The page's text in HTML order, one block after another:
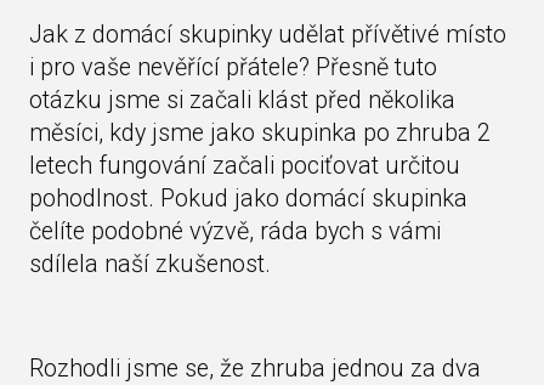
Jak z domácí skupinky udělat přívětivé místo
i pro vaše nevěřící přátele? Přesně tuto
otázku jsme si začali klást před několika
měsíci, kdy jsme jako skupinka po zhruba 2
letech fungování začali pociťovat určitou
pohodlnost. Pokud jako domácí skupinka
čelíte podobné výzvě, ráda bych s vámi
sdílela naší zkušenost.
Rozhodli jsme se, že zhruba jednou za dva